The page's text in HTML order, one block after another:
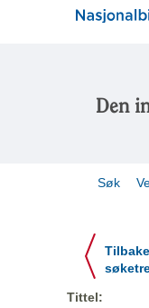
Den
Søk
Tittel: